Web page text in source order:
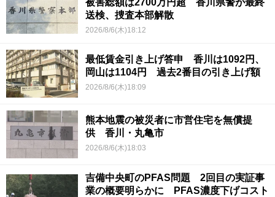
送検、捜査本部解散
2026/8/6(木)18:12
最低賃金引き上げ答申 香川は1092円、
岡山は1104円 過去2番目の引き上げ額
2026/8/6(木)18:09
熊本地震の被災者に市営住宅を無償提
供 香川・丸亀市
2026/8/6(木)18:03
吉備中央町のPFAS問題 2回目の実証事
業の概要明らかに PFAS濃度下げコスト